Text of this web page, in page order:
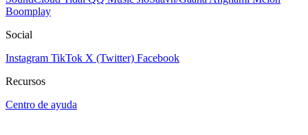
Boomplay
Social
Instagram TikTok X (Twitter) Facebook
Recursos
Centro de ayuda